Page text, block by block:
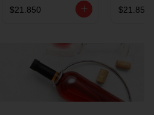
GRS
$21.850
GRS
$21.850